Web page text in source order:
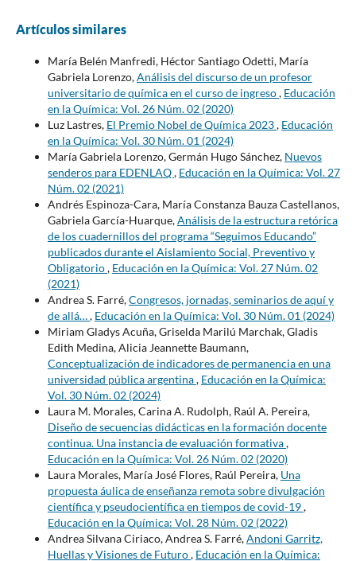
Artículos similares
María Belén Manfredi, Héctor Santiago Odetti, María
Gabriela Lorenzo,Análisis del discurso de un profesor
universitario de química en el curso de ingreso, Educación
en la Química: Vol. 26 Núm. 02 (2020)
Luz Lastres, El Premio Nobel de Química 2023, Educación
en la Química: Vol. 30 Núm. 01 (2024)
María Gabriela Lorenzo, Germán Hugo Sánchez, Nuevos
senderos para EDENLAQ, Educación en la Química: Vol. 27
Núm. 02 (2021)
Andrés Espinoza-Cara, María Constanza Bauza Castellanos,
Gabriela García-Huarque,Análisis de la estructura retórica
de los cuadernillos del programa “Seguimos Educando”
publicados durante el Aislamiento Social, Preventivo y
Obligatorio, Educación en la Química: Vol. 27 Núm. 02
(2021)
Andrea S. Farré,Congresos, jornadas, seminarios de aquí y
de allá…, Educación en la Química: Vol. 30 Núm. 01 (2024)
Miriam Gladys Acuña, Griselda Marilú Marchak, Gladis
Edith Medina, Alicia Jeannette Baumann,
Conceptualización de indicadores de permanencia en una
universidad pública argentina, Educación en la Química:
Vol. 30 Núm. 02 (2024)
Laura M. Morales, Carina A. Rudolph, Raúl A. Pereira,
Diseño de secuencias didácticas en la formación docente
continua. Una instancia de evaluación formativa,
Educación en la Química: Vol. 26 Núm. 02 (2020)
Laura Morales, María José Flores, Raúl Pereira, Una
propuesta áulica de enseñanza remota sobre divulgación
científica y pseudocientífica en tiempos de covid-19,
Educación en la Química: Vol. 28 Núm. 02 (2022)
Andrea Silvana Ciriaco, Andrea S. Farré,Andoni Garritz,
Huellas y Visiones de Futuro, Educación en la Química: